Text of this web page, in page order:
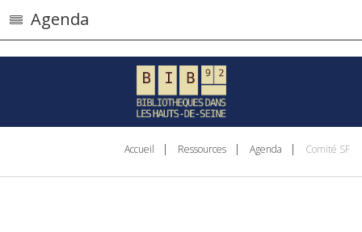
Agenda
Accueil Ressources Agenda Comité SF